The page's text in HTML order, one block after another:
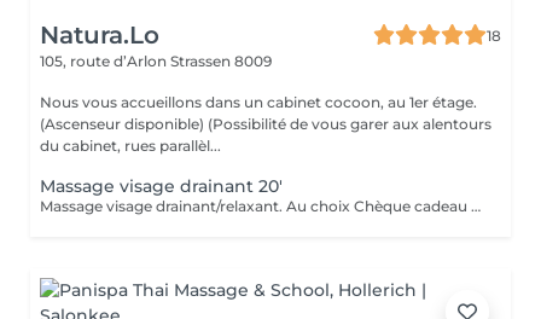
Natura.Lo
18
105, route d’Arlon Strassen 8009
Nous vous accueillons dans un cabinet cocoon, au 1er étage.
(Ascenseur disponible) (Possibilité de vous garer aux alentours
du cabinet, rues parallèl...
Massage visage drainant 20'
Massage visage drainant/relaxant. Au choix Chèque cadeau disponible (Montant de votre choix, celui-ci est à indiquer lors de votre demande)